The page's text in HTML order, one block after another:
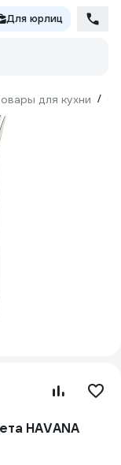
Для юрлиц
для кухни /
HAVANA